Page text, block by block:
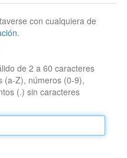
con cualquiera de
.
de 2 a 60 caracteres
(a-Z), números (0-9),
(.) sin caracteres